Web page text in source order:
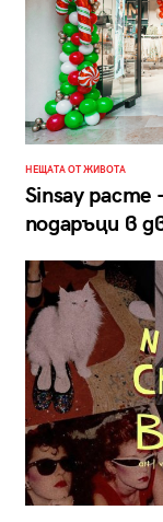
НЕЩАТА ОТ ЖИВОТА
Sinsay расте
подаръци в